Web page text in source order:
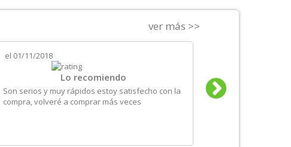
ver más >>
el 01/11/2018
Lo recomiendo
Son serios y muy rápidos estoy satisfecho con la
compra, volveré a comprar más veces
Es la segunda vez
sido correcto: los